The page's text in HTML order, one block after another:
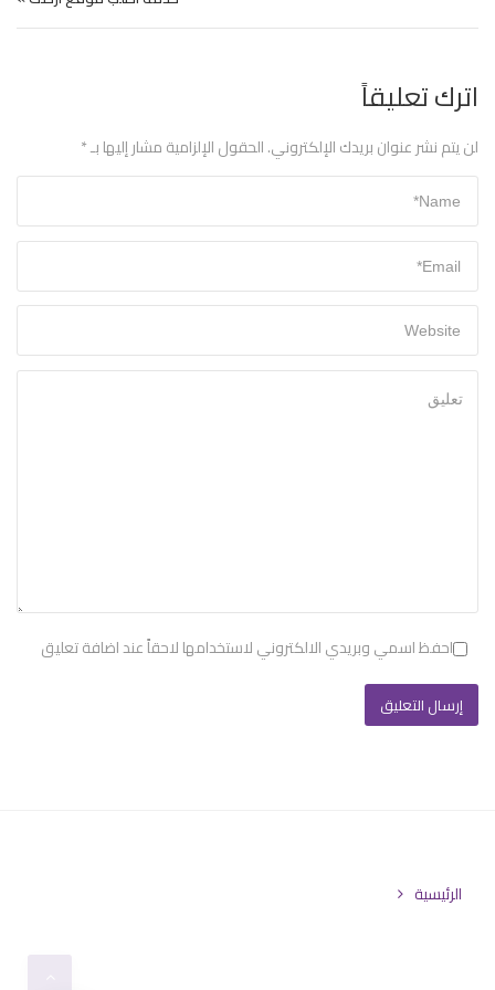
اترك تعليقاً
لن يتم نشر عنوان بريدك الإلكتروني.الحقول الإلزامية مشار إليها بـ*
احفظ اسمي وبريدي الالكتروني لاستخدامها لاحقاً عند اضافة تعليق
الرئيسية